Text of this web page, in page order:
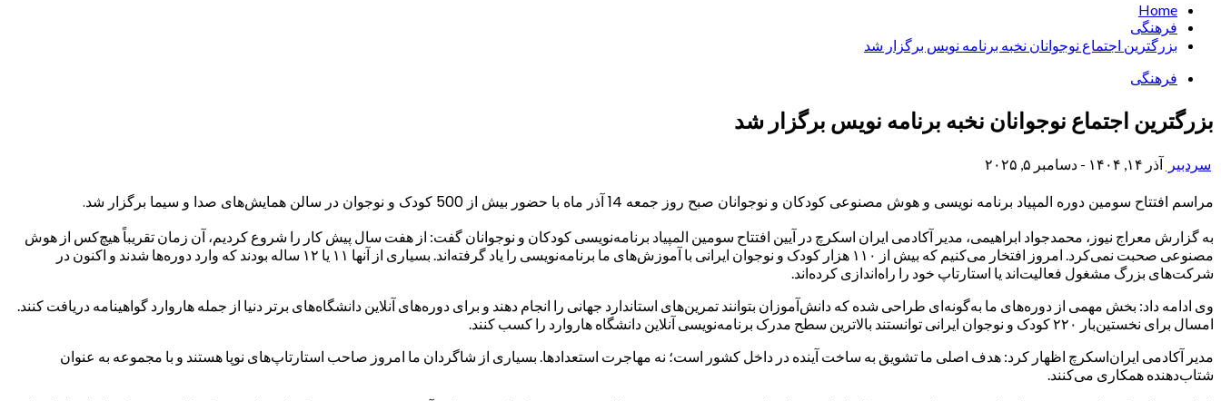
Home
فرهنگی
بزرگترین اجتماع نوجوانان نخبه برنامه نویس برگزار شد
فرهنگی
بزرگترین اجتماع نوجوانان نخبه برنامه نویس برگزار شد
سردبیر آذر ۱۴, ۱۴۰۴ - دسامبر ۵, ۲۰۲۵
مراسم افتتاح سومین دوره المپیاد برنامه نویسی و هوش مصنوعی کودکان و نوجوانان صبح روز جمعه 14 آذر ماه با حضور بیش از 500 کودک و نوجوان در سالن همایش‌های صدا و سیما برگزار شد.
به گزارش معراج نیوز، محمدجواد ابراهیمی، مدیر آکادمی ایران اسکرچ در آیین افتتاح سومین المپیاد برنامه‌نویسی کودکان و نوجوانان گفت: از هفت سال پیش کار را شروع کردیم، آن زمان تقریباً هیچ‌کس از هوش
مصنوعی صحبت نمی‌کرد. امروز افتخار می‌کنیم که بیش از ۱۱۰ هزار کودک و نوجوان ایرانی با آموزش‌های ما برنامه‌نویسی را یاد گرفته‌اند. بسیاری از آنها ۱۱ یا ۱۲ ساله بودند که وارد دوره‌ها شدند و اکنون در
شرکت‌های بزرگ مشغول فعالیت‌اند یا استارتاپ خود را راه‌اندازی کرده‌اند.
وی ادامه داد: بخش مهمی از دوره‌های ما به‌گونه‌ای طراحی شده که دانش‌آموزان بتوانند تمرین‌های استاندارد جهانی را انجام دهند و برای دوره‌های آنلاین دانشگاه‌های برتر دنیا از جمله هاروارد گواهینامه دریافت کنند.
امسال برای نخستین‌بار ۲۲۰ کودک و نوجوان ایرانی توانستند بالاترین سطح مدرک برنامه‌نویسی آنلاین دانشگاه هاروارد را کسب کنند.
مدیر آکادمی ایران‌اسکرچ اظهار کرد: هدف اصلی ما تشویق به ساخت آینده در داخل کشور است؛ نه مهاجرت استعدادها. بسیاری از شاگردان ما امروز صاحب استارتاپ‌های نوپا هستند و با مجموعه به عنوان
شتاب‌دهنده همکاری می‌کنند.